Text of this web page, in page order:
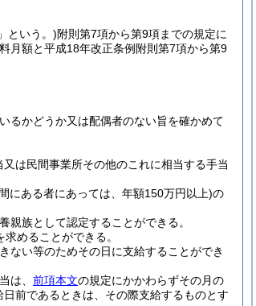
という。)附則第7項から第9項までの規定に
月額と平成18年改正条例附則第7項から第9
るかどうか又は配偶者のない旨を確かめて
又は民間事業所その他のこれに相当する手当
にある者にあっては、年額150万円以上)の
族として認定することができる。
めることができる。
ない等のためその日に支給することができ
は、 前項本文の規定にかかわらずその月の
前であるときは、その際支給するものとす